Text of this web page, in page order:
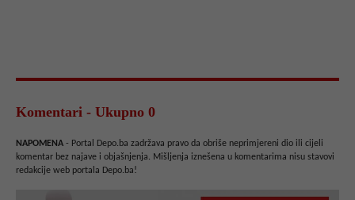
Komentari - Ukupno 0
NAPOMENA - Portal Depo.ba zadržava pravo da obriše neprimjereni dio ili cijeli
komentar bez najave i objašnjenja. Mišljenja iznešena u komentarima nisu stavovi
redakcije web portala Depo.ba!